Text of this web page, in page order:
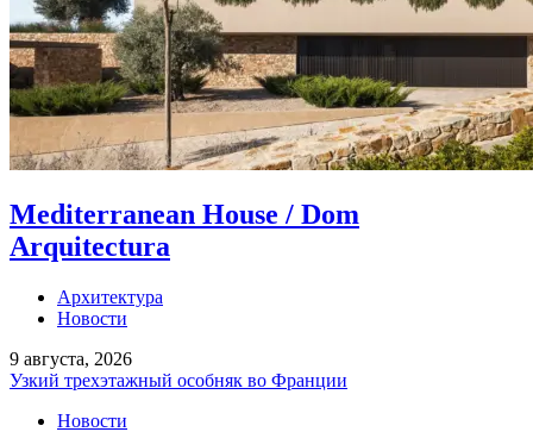
Mediterranean House / Dom
Arquitectura
Архитектура
Новости
9 августа, 2026
Узкий трехэтажный особняк во Франции
Новости